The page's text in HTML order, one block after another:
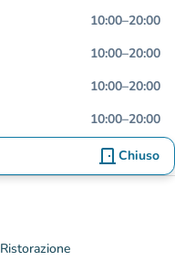
10:00–20:00
10:00–20:00
10:00–20:00
10:00–20:00
door_front Chiuso
Ristorazione